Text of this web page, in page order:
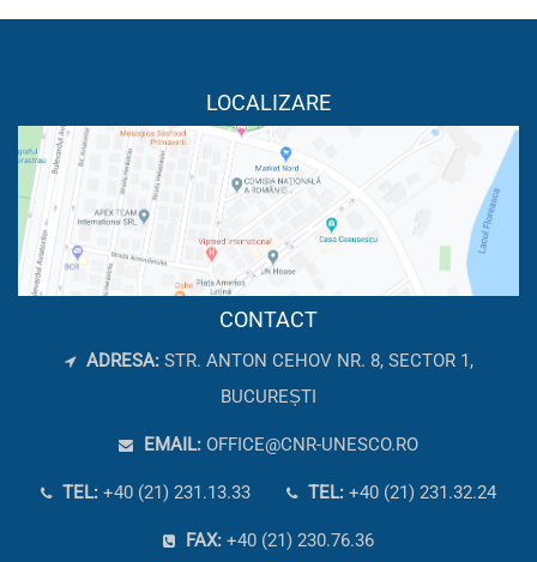
LOCALIZARE
CONTACT
ADRESA: STR. ANTON CEHOV NR. 8, SECTOR 1,
BUCUREȘTI
EMAIL: OFFICE@CNR-UNESCO.RO
TEL: +40 (21) 231.13.33 TEL: +40 (21) 231.32.24
FAX: +40 (21) 230.76.36